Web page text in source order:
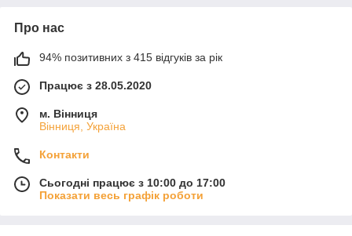
Про нас
94% позитивних з 415 відгуків за рік
Працює з 28.05.2020
м. Вінниця
Вінниця, Україна
Контакти
Сьогодні працює з 10:00 до 17:00
Показати весь графік роботи